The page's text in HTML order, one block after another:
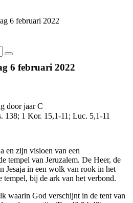
6 februari 2022
6 februari 2022
door jaar C
138; 1 Kor. 15,1-11; Luc. 5,1-11
en zijn visioen van een
tempel van Jeruzalem. De Heer, de
Jesaja in een wolk van rook in het
tempel, bij de ark van het verbond.
waarin God verschijnt in de tent van